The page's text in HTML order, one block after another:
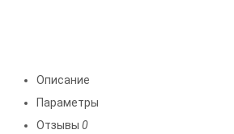
Описание
Параметры
Отзывы 0